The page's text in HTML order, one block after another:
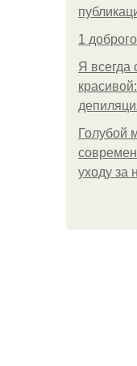
1
Я всегда
Голубой
уходу за